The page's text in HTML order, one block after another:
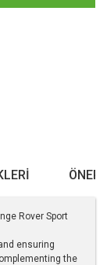
Rover Sport
ensuring
the